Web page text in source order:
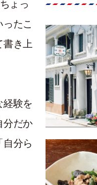
ょっ
たこ
書き上
験を
分だか
分ら